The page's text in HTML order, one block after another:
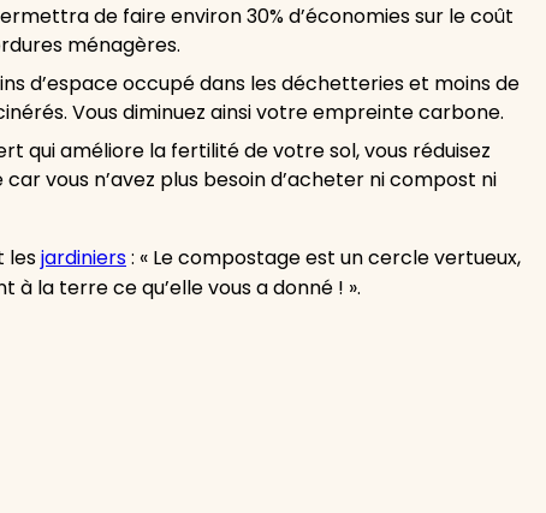
de faire environ 30% d’économies sur le coût
ménagères.
d’espace occupé dans les déchetteries et moins de
Vous diminuez ainsi votre empreinte carbone.
qui améliore la fertilité de votre sol, vous réduisez
vous n’avez plus besoin d’acheter ni compost ni
lesjardiniers: « Le compostage est un cercle vertueux,
la terre ce qu’elle vous a donné ! ».